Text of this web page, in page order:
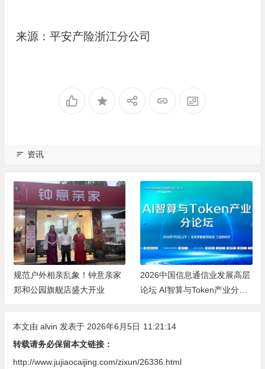
来源：平安产险浙江分公司
资讯
规范户外相亲乱象！钟意亲家
郑和公园旗舰店盛大开业
2026中国信息通信业发展高层
论坛 AI智算与Token产业分论
坛顺利举办
本文由 alvin 发表于 2026年6月5日 11:21:14
转载请务必保留本文链接：
http://www.jujiaocaijing.com/zixun/26336.html